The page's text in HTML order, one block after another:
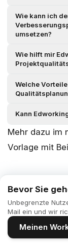
Wie kann ich
umsetzen?
Wie hilft mir
Welche
Kann
Mehr dazu im
Vorlage mit
Bevor Sie
Unbegrenzte
Mail ein und wir
Meinen